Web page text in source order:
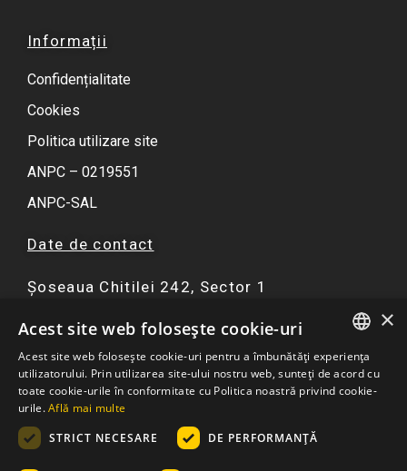
Informații
Confidențialitate
Cookies
Politica utilizare site
ANPC – 0219551
ANPC-SAL
Date de contact
Șoseaua Chitilei 242, Sector 1
F
c
e
b
o
I
n
s
t
a
g
Y
u
t
b
W
h
a
t
a
☏ 0751 299 402
contact@atriaresort.ro
ROMANIAN
ENGLISH
×
Acest site web folosește cookie-uri
Acest site web folosește cookie-uri pentru a îmbunătăți experiența
utilizatorului. Prin utilizarea site-ului nostru web, sunteți de acord cu
toate cookie-urile în conformitate cu Politica noastră privind cookie-
urile.Află mai multe
STRICT NECESARE
DE PERFORMANȚĂ